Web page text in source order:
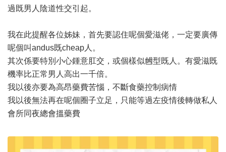
過既男人陰道性交引起。
我在此提醒各位姊妹，首先要認住呢個愛滋佬，一定要廣傳
呢個叫andus既cheap人。
其次係要特別小心鍾意肛交，或個樣似乸型既人。有愛滋既
機率比正常男人高出一千倍。
我以後亦要為高昂藥費苦惱，不斷食藥控制病情
我以後無法再在呢個圈子立足，只能等過左疫情後轉做私人
會所同夜總會搵藥費